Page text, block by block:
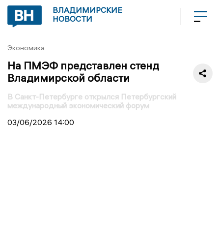
ВЛАДИМИРСКИЕ
НОВОСТИ
Экономика
На ПМЭФ представлен стенд
Владимирской области
В Санкт-Петербурге открылся Петербургский
международный экономический форум
03/06/2026 14:00